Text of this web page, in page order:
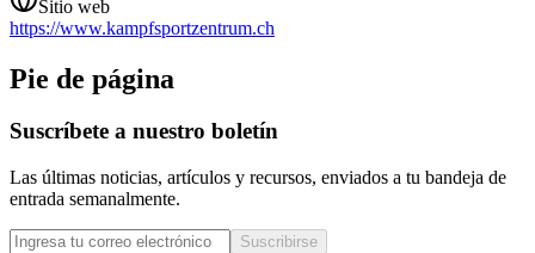
Sitio web
https://www.kampfsportzentrum.ch
Pie de página
Suscríbete a nuestro boletín
Las últimas noticias, artículos y recursos, enviados a tu bandeja de
entrada semanalmente.
Suscribirse